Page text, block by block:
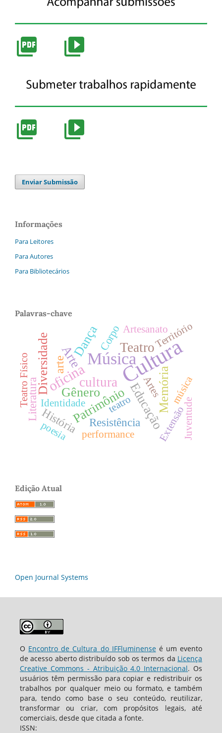
Enviar Submissão
Informações
Para Leitores
Para Autores
Para Bibliotecários
Palavras-chave
Cultura
Música
oficina
Teatro
cultura
Arte
Memória
Diversidade
Educação
Gênero
Patrimônio
Dança
arte
Literatura
Resistência
História
Corpo Território
Extensão
performance
música
Identidade teatro Juventude
Teatro Físico Artes
poesia
Artesanato
Edição Atual
Open Journal Systems
O Encontro de Cultura do IFFluminenseé um evento
de acesso aberto distribuído sob os termos da Licença
Creative Commons - Atribuição 4.0 Internacional. Os
usuários têm permissão para copiar e redistribuir os
trabalhos por qualquer meio ou formato, e também
para, tendo como base o seu conteúdo, reutilizar,
transformar ou criar, com propósitos legais, até
comerciais, desde que citada a fonte.
ISSN: